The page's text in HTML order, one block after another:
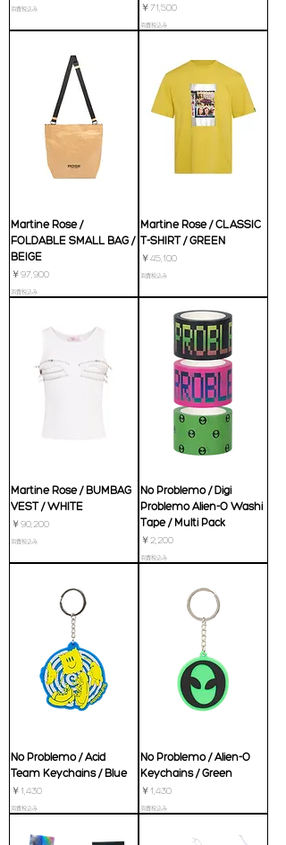
消費税込み 価格
￥71,500
消費税込み
Martine Rose /
FOLDABLE SMALL BAG /
BEIGE
価格
￥97,900
消費税込み
Martine Rose / CLASSIC
T-SHIRT / GREEN
価格
￥45,100
消費税込み
Martine Rose / BUMBAG
VEST / WHITE
価格
￥90,200
消費税込み
No Problemo / Digi
Problemo Alien-O Washi
Tape / Multi Pack
価格
￥2,200
消費税込み
No Problemo / Acid
Team Keychains / Blue
価格
￥1,430
消費税込み
No Problemo / Alien-O
Keychains / Green
価格
￥1,430
消費税込み